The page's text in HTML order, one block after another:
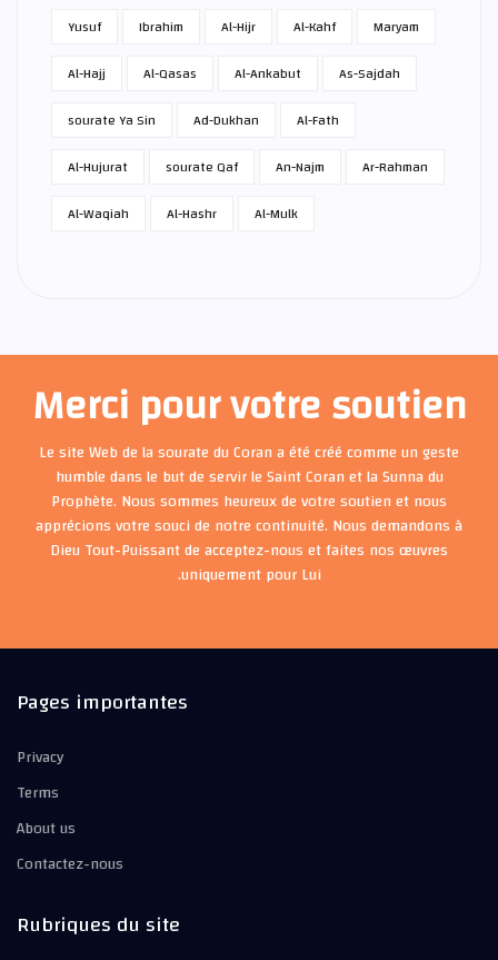
Yusuf
Ibrahim Al-Hijr Al-Kahf
Maryam
Al-Hajj
Al-Qasas Al-Ankabut
As-Sajdah
sourate Ya Sin
Ad-Dukhan
Al-Fath
Al-Hujurat
sourate Qaf An-Najm
Ar-Rahman
Al-Waqiah
Al-Hashr Al-Mulk
Merci pour votre soutien
Le site Web de la sourate du Coran a été créé comme un geste
humble dans le but de servir le Saint Coran et la Sunna du
Prophète. Nous sommes heureux de votre soutien et nous
apprécions votre souci de notre continuité. Nous demandons à
Dieu Tout-Puissant de acceptez-nous et faites nos œuvres
uniquement pour Lui.
Pages importantes
Privacy
Terms
About us
Contactez-nous
Rubriques du site